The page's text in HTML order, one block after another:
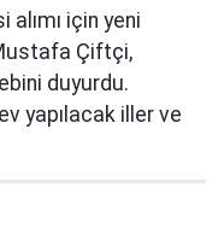
için yeni
Çiftçi,
duyurdu.
yapılacak iller ve